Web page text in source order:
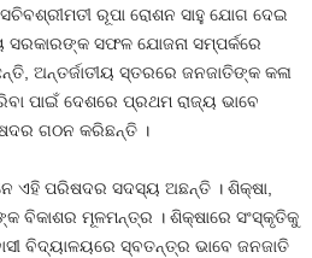
ରୂପା ରୋଶନ ସାହୁ ଯୋଗ ଦେଇ
ସରକାରଙ୍କ ସଫଳ ଯୋଜନା ସମ୍ପର୍କରେ
ଅନ୍ତର୍ଜାତୀୟ ସ୍ତରରେ ଜନଜାତିଙ୍କ କଳା
ପାଇଁ ଦେଶରେ ପ୍ରଥମ ରାଜ୍ୟ ଭାବେ
ଗଠନ କରିଛନ୍ତି ।
ଏହି ପରିଷଦର ସଦସ୍ୟ ଅଛନ୍ତି । ଶିକ୍ଷା,
ବିକାଶର ମୂଳମନ୍ତ୍ର । ଶିକ୍ଷାରେ ସଂସ୍କୃତିକୁ
ବିଦ୍ୟାଳୟରେ ସ୍ବତନ୍ତ୍ର ଭାବେ ଜନଜାତି